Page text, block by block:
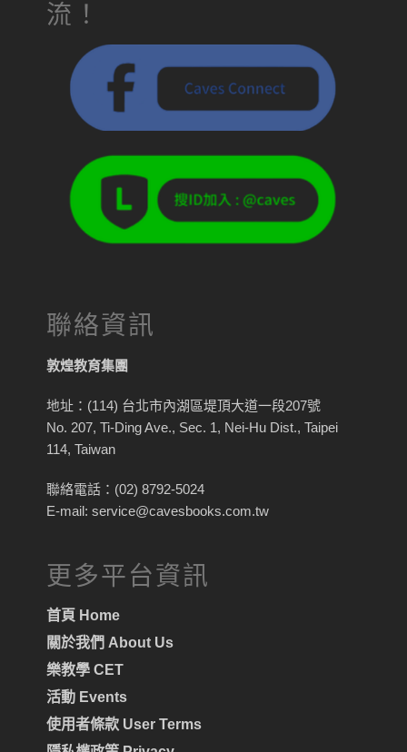
流！
聯絡資訊
敦煌教育集團
地址：(114) 台北市內湖區堤頂大道一段207號
No. 207, Ti-Ding Ave., Sec. 1, Nei-Hu Dist., Taipei
114, Taiwan
聯絡電話：(02) 8792-5024
E-mail: service@cavesbooks.com.tw
更多平台資訊
首頁 Home
關於我們 About Us
樂教學 CET
活動 Events
使用者條款 User Terms